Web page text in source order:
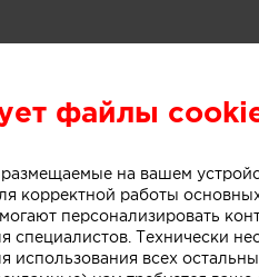
в
файлы
на вашем
корректной работы
персонализировать
специалистов. Технически
использования всех